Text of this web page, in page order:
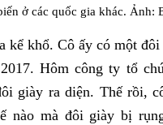
ở các quốc gia khác. Ảnh:
kể khổ. Cô ấy có một
Hôm công ty tổ
giày ra diện. Thế rồi,
nào mà đôi giày bị